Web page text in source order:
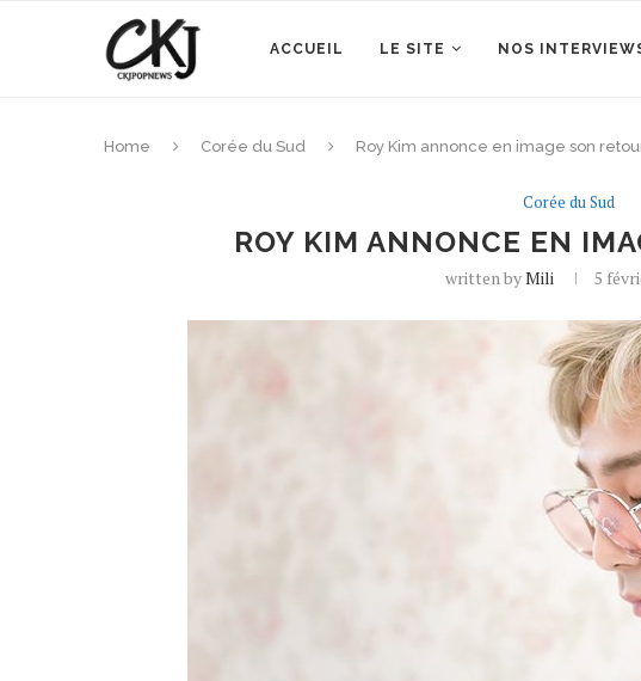
ACCUEIL LE SITE NOS
Home Corée du Sud Roy Kim annonce en image son
Corée du Sud
ROY KIM ANNONCE EN
written byMili 5